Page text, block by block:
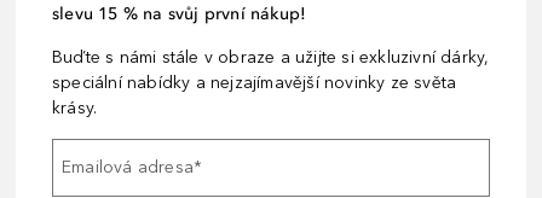
slevu 15 % na svůj první nákup!
Buďte s námi stále v obraze a užijte si exkluzivní dárky,
speciální nabídky a nejzajímavější novinky ze světa
krásy.
Emailová adresa*